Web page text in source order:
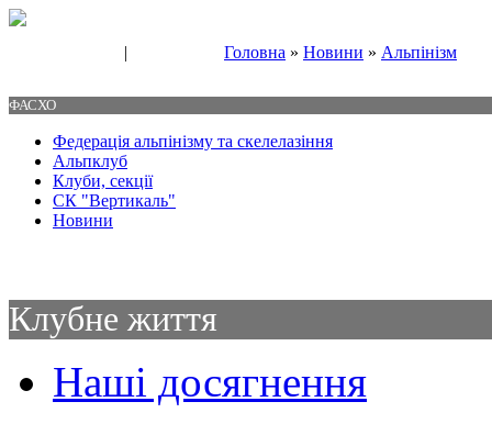
| Головна » Новини » Альпінізм
ФАСХО
Федерація альпінізму та скелелазіння
Альпклуб
Клуби, секції
СК "Вертикаль"
Новини
Клубне життя
Наші досягнення